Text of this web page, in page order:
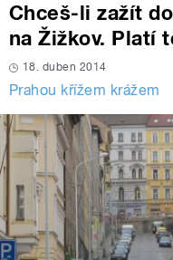
Chceš-li zažít
na Žižkov. Platí
18. duben 2014
Prahou křížem krážem